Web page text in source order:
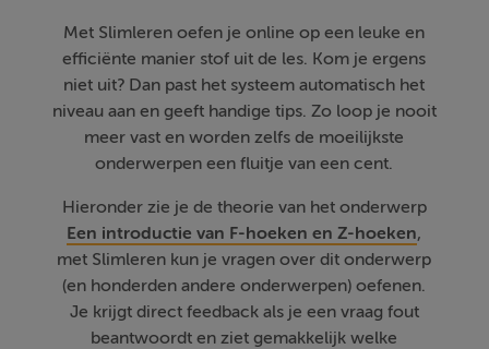
Met Slimleren oefen je online op een leuke en
efficiënte manier stof uit de les. Kom je ergens
niet uit? Dan past het systeem automatisch het
niveau aan en geeft handige tips. Zo loop je nooit
meer vast en worden zelfs de moeilijkste
onderwerpen een fluitje van een cent.
Hieronder zie je de theorie van het onderwerp
Een introductie van F-hoeken en Z-hoeken,
met Slimleren kun je vragen over dit onderwerp
(en honderden andere onderwerpen) oefenen.
Je krijgt direct feedback als je een vraag fout
beantwoordt en ziet gemakkelijk welke